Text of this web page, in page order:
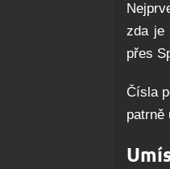
zda je
přes
Čísla
patrně